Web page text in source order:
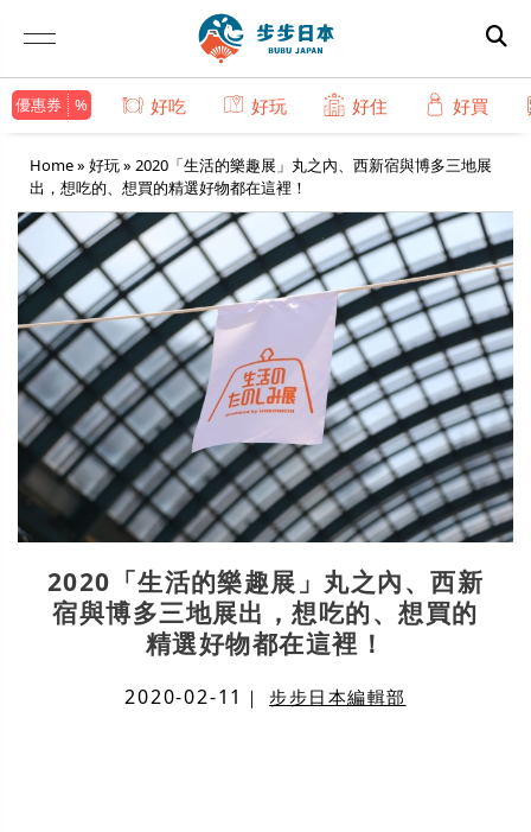
優惠券 好吃 好玩 好住 好買
Home» 好玩» 2020「生活的樂趣展」丸之內、西新宿與博多三地展
出，想吃的、想買的精選好物都在這裡！
2020「生活的樂趣展」丸之內、西新
宿與博多三地展出，想吃的、想買的
精選好物都在這裡！
2020-02-11 ｜步步日本編輯部